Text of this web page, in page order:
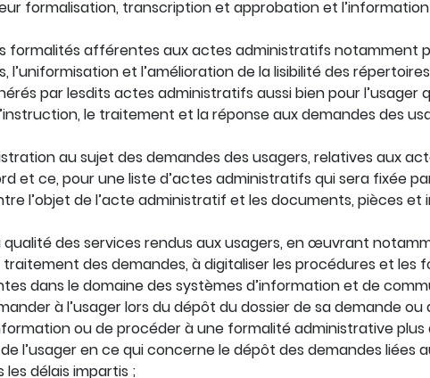
formalisation, transcription et approbation et
formalités afférentes aux actes administratifs notamment
et l’amélioration de la lisibilité des
par lesdits actes administratifs aussi bien pour l’usager
le traitement et la réponse aux demandes des
au sujet des demandes des usagers, relatives aux
et ce, pour une liste d’actes administratifs qui sera fixée
l’objet de l’acte administratif et les documents, pièces et
qualité des services rendus aux usagers, en œuvrant
des demandes, à digitaliser les procédures et les
dans le domaine des systèmes d’information et de
à l’usager lors du dépôt du dossier de sa demande
ou de procéder à une formalité administrative plus
l’usager en ce qui concerne le dépôt des demandes liées
délais impartis ;